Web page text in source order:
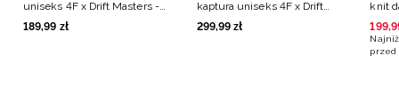
uniseks 4F x Drift Masters -
czarne
189,99 zł
kaptura uniseks 4F x Drift
Masters - czarna
299,99 zł
knit
199,
przed